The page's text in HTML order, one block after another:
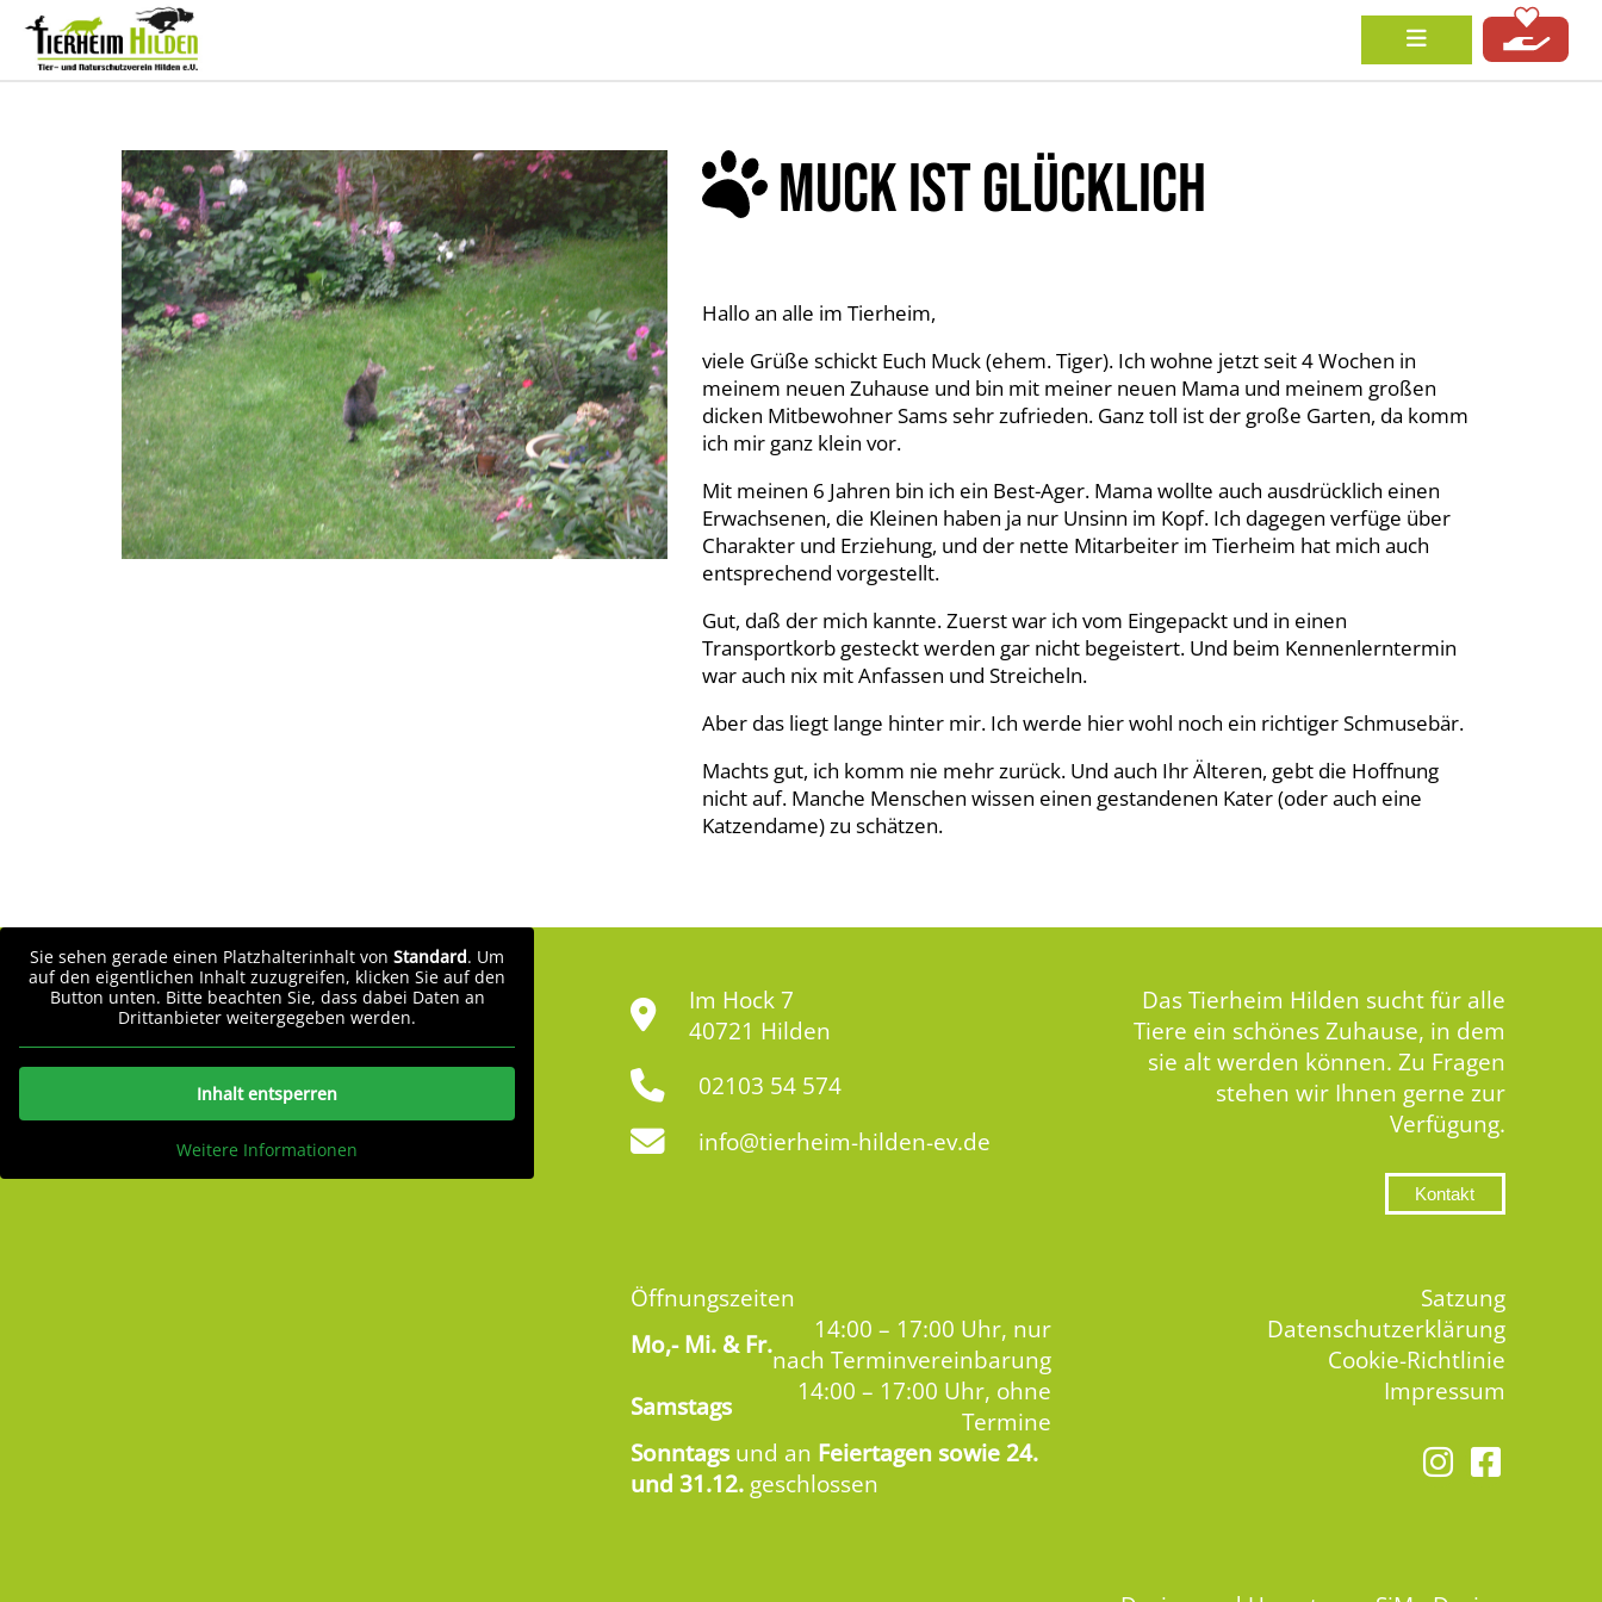
MUCK IST GLÜCKLICH
Hallo an alle im Tierheim,
viele Grüße schickt Euch Muck (ehem. Tiger). Ich wohne jetzt seit 4 Wochen in
meinem neuen Zuhause und bin mit meiner neuen Mama und meinem großen
dicken Mitbewohner Sams sehr zufrieden. Ganz toll ist der große Garten, da komm
ich mir ganz klein vor.
Mit meinen 6 Jahren bin ich ein Best-Ager. Mama wollte auch ausdrücklich einen
Erwachsenen, die Kleinen haben ja nur Unsinn im Kopf. Ich dagegen verfüge über
Charakter und Erziehung, und der nette Mitarbeiter im Tierheim hat mich auch
entsprechend vorgestellt.
Gut, daß der mich kannte. Zuerst war ich vom Eingepackt und in einen
Transportkorb gesteckt werden gar nicht begeistert. Und beim Kennenlerntermin
war auch nix mit Anfassen und Streicheln.
Aber das liegt lange hinter mir. Ich werde hier wohl noch ein richtiger Schmusebär.
Machts gut, ich komm nie mehr zurück. Und auch Ihr Älteren, gebt die Hoffnung
nicht auf. Manche Menschen wissen einen gestandenen Kater (oder auch eine
Katzendame) zu schätzen.
Sie sehen gerade einen Platzhalterinhalt von Standard. Um
auf den eigentlichen Inhalt zuzugreifen, klicken Sie auf den
Button unten. Bitte beachten Sie, dass dabei Daten an
Drittanbieter weitergegeben werden.
Inhalt entsperren
Weitere Informationen
Im Hock 7
40721 Hilden
02103 54 574
info@tierheim-hilden-ev.de
Das Tierheim Hilden sucht für alle
Tiere ein schönes Zuhause, in dem
sie alt werden können. Zu Fragen
stehen wir Ihnen gerne zur
Verfügung.
Kontakt
Öffnungszeiten
Mo,-Mi. & Fr.
14:00 – 17:00 Uhr, nur
nach Terminvereinbarung
Samstags
14:00 – 17:00 Uhr, ohne
Termine
Sonntags und an Feiertagen sowie 24.
und 31.12. geschlossen
Satzung
Datenschutzerklärung
Cookie-Richtlinie
Impressum